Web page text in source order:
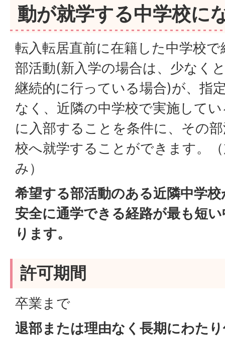
動が就学する中学校に
転入転居直前に在籍した中学校
部活動(新入学の場合は、少なく
継続的に行っている場合)が、指
なく、近隣の中学校で実施して
に入部することを条件に、その
校へ就学することができます。
み）
希望する部活動のある近隣中学
安全に通学できる経路が最も短
ります。
許可期間
卒業まで
退部または理由なく長期にわた